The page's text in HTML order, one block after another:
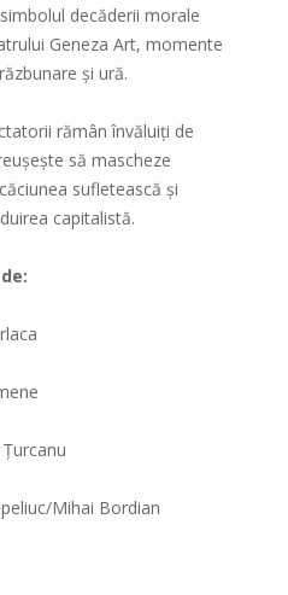
decăderii morale
Geneza Art, momente
și ură.
rămân învăluiți de
să mascheze
sufletească şi
capitalistă.
Mihai Bordian